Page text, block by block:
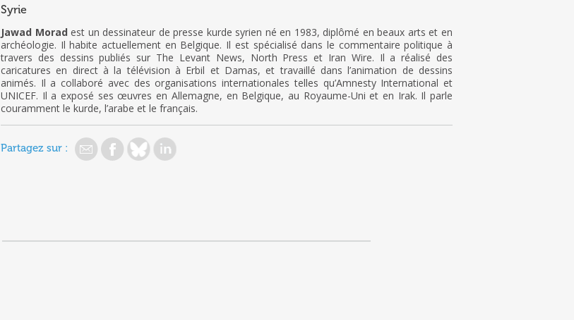
Syrie
Jawad Morad est un dessinateur de presse kurde syrien né en 1983, diplômé en beaux arts et en
archéologie. Il habite actuellement en Belgique. Il est spécialisé dans le commentaire politique à
travers des dessins publiés sur The Levant News, North Press et Iran Wire. Il a réalisé des
caricatures en direct à la télévision à Erbil et Damas, et travaillé dans l’animation de dessins
animés. Il a collaboré avec des organisations internationales telles qu’Amnesty International et
UNICEF. Il a exposé ses œuvres en Allemagne, en Belgique, au Royaume-Uni et en Irak. Il parle
couramment le kurde, l’arabe et le français.
Partagez sur :